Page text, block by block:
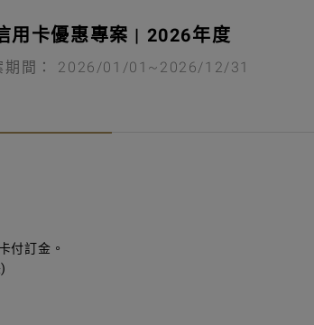
用卡優惠專案 | 2026年度
期間： 2026/01/01~2026/12/31
付訂金。